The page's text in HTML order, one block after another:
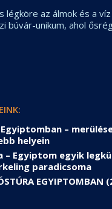
légköre az álmok és a
búvár-unikum, ahol
–
helyein
– Egyiptom egyik
paradicsoma
EGYIPTOMBAN